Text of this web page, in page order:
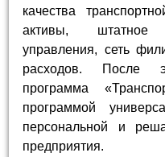
качества
активы, штатное
управления, сеть
расходов. После
программа
программой
персональной и
предприятия.